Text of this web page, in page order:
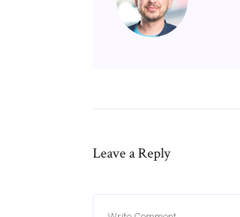
Leave a Reply